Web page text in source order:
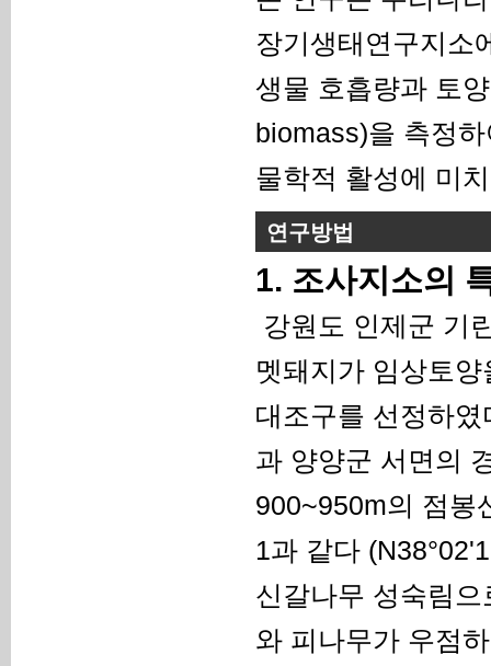
장기생태연구지소
생물 호흡량과 토
biomass)을 측정
물학적 활성에 미
연구방법
1. 조사지소의
강원도 인제군 기
멧돼지가 임상토
대조구를 선정하
과 양양군 서면의
900~950m의 점봉
1과 같다
신갈나무 성숙림
와 피나무가 우점